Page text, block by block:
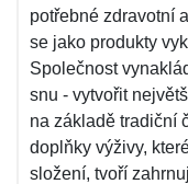
potřebné zdravotní
se jako produkty
Společnost
snu - vytvořit
na základě tradiční
doplňky výživy,
složení, tvoří